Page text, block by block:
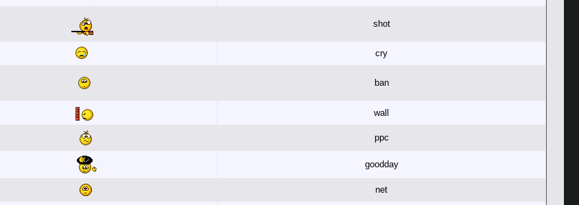
shot
cry
ban
wall
ppc
goodday
net